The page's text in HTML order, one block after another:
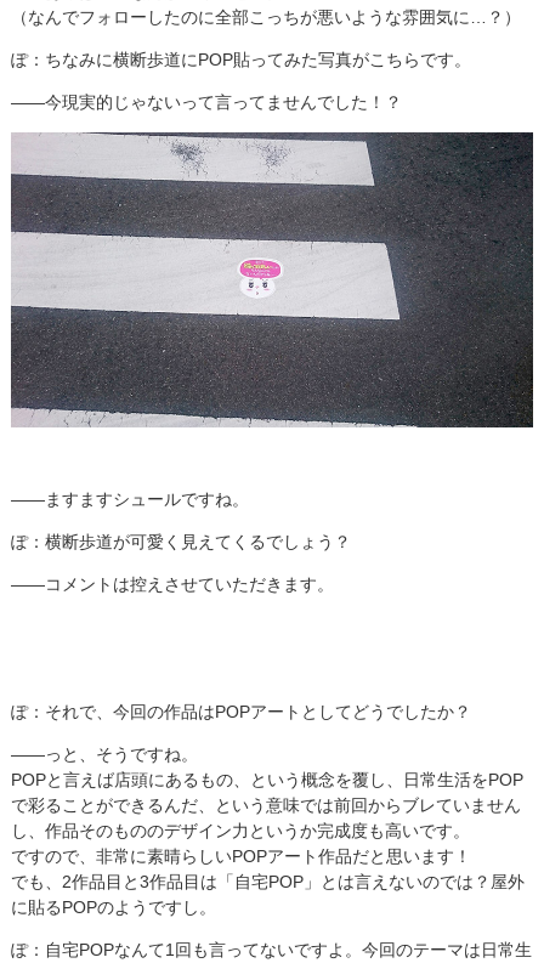
（なんでフォローしたのに全部こっちが悪いような雰囲気に…？）
ぽ：ちなみに横断歩道にPOP貼ってみた写真がこちらです。
――今現実的じゃないって言ってませんでした！？
――ますますシュールですね。
ぽ：横断歩道が可愛く見えてくるでしょう？
――コメントは控えさせていただきます。
ぽ：それで、今回の作品はPOPアートとしてどうでしたか？
――っと、そうですね。
POPと言えば店頭にあるもの、という概念を覆し、日常生活をPOP
で彩ることができるんだ、という意味では前回からブレていません
し、作品そのもののデザイン力というか完成度も高いです。
ですので、非常に素晴らしいPOPアート作品だと思います！
でも、2作品目と3作品目は「自宅POP」とは言えないのでは？屋外
に貼るPOPのようですし。
ぽ：自宅POPなんて1回も言ってないですよ。今回のテーマは日常生